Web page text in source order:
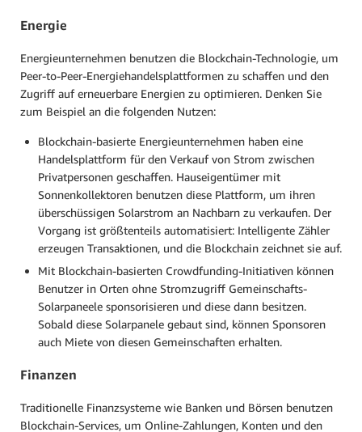
Energie
Energieunternehmen benutzen die Blockchain-Technologie, um
Peer-to-Peer-Energiehandelsplattformen zu schaffen und den
Zugriff auf erneuerbare Energien zu optimieren. Denken Sie
zum Beispiel an die folgenden Nutzen:
Blockchain-basierte Energieunternehmen haben eine
Handelsplattform für den Verkauf von Strom zwischen
Privatpersonen geschaffen. Hauseigentümer mit
Sonnenkollektoren benutzen diese Plattform, um ihren
überschüssigen Solarstrom an Nachbarn zu verkaufen. Der
Vorgang ist größtenteils automatisiert: Intelligente Zähler
erzeugen Transaktionen, und die Blockchain zeichnet sie auf.
Mit Blockchain-basierten Crowdfunding-Initiativen können
Benutzer in Orten ohne Stromzugriff Gemeinschafts-
Solarpaneele sponsorisieren und diese dann besitzen.
Sobald diese Solarpanele gebaut sind, können Sponsoren
auch Miete von diesen Gemeinschaften erhalten.
Finanzen
Traditionelle Finanzsysteme wie Banken und Börsen benutzen
Blockchain-Services, um Online-Zahlungen, Konten und den